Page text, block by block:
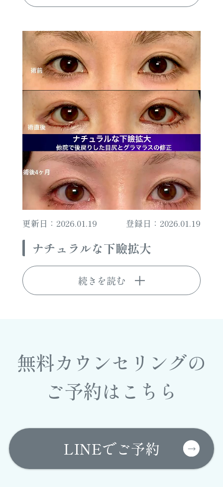
更新日：2026.01.19 登録日：2026.01.19
ナチュラルな下瞼拡大
続きを読む
無料カウンセリングの
ご予約はこちら
LINEでご予約